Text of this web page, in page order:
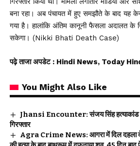
बना रहा। अब पंचायत में हुए समझौते के बाद यह
गया है। हालांकि अंतिम कानूनी फैसला अदालत के
सकेगा। (Nikki Bhati Death Case)
पढ़े ताजा अपडेट : Hindi News, Today
You Might Also Like
Jhansi Encounter: संजय सिंह हत्याकांड
गिरफ्तार
Agra Crime News: आगरा में दिल दहला देने